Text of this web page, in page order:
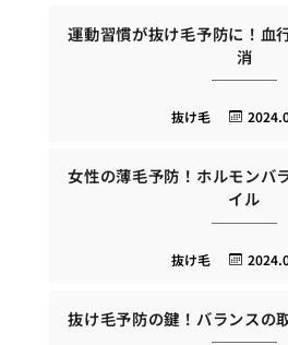
運動習慣が抜け毛予防に！血
消
抜け毛
女性の薄毛予防！ホルモンバ
イル
抜け毛
抜け毛予防の鍵！バランスの